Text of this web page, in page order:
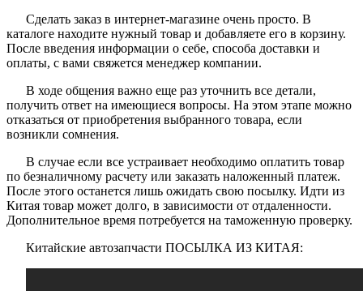
Сделать заказ в интернет-магазине очень просто. В
каталоге находите нужный товар и добавляете его в корзину.
После введения информации о себе, способа доставки и
оплаты, с вами свяжется менеджер компании.
В ходе общения важно еще раз уточнить все детали,
получить ответ на имеющиеся вопросы. На этом этапе можно
отказаться от приобретения выбранного товара, если
возникли сомнения.
В случае если все устраивает необходимо оплатить товар
по безналичному расчету или заказать наложенный платеж.
После этого останется лишь ожидать свою посылку. Идти из
Китая товар может долго, в зависимости от отдаленности.
Дополнительное время потребуется на таможенную проверку.
Китайские автозапчасти ПОСЫЛКА ИЗ КИТАЯ: